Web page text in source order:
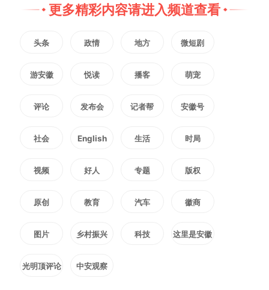
服务队。这支队伍汇聚了村“两
委”成员、村民组组长、退役军人
以及普通党员等多方力量。村“两
委”成员带头制定服务计划，统筹
协调各方资源；村民组组长凭借对
当地情况的熟悉，积极协助开展工
作；退役军人则发挥自身优势，为
更多精彩内容请进入频道查看
头条 政情 地方 微短剧
游安徽 悦读 播客 萌宠
评论 发布会 记者帮 安徽号
社会 English 生活 时局
视频 好人 专题 版权
原创 教育 汽车 徽商
图片 乡村振兴 科技 这里是安徽
光明顶评论 中安观察